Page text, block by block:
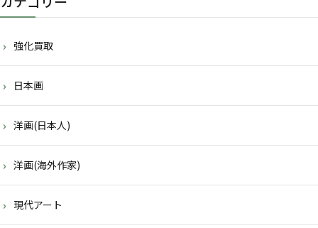
強化買取
日本画
洋画(日本人)
洋画(海外作家)
現代アート